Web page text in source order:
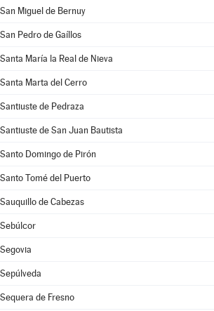
San Miguel de Bernuy
San Pedro de Gaíllos
Santa María la Real de Nieva
Santa Marta del Cerro
Santiuste de Pedraza
Santiuste de San Juan Bautista
Santo Domingo de Pirón
Santo Tomé del Puerto
Sauquillo de Cabezas
Sebúlcor
Segovia
Sepúlveda
Sequera de Fresno